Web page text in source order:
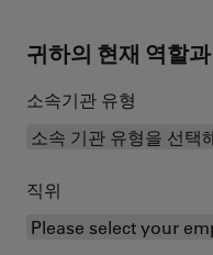
귀하의 현재 역할
소속기관 유형
직위